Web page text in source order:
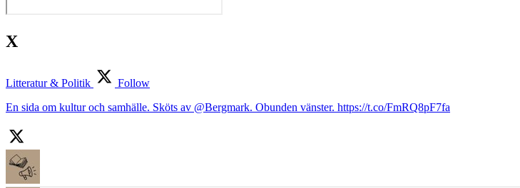
X
Litteratur & Politik
Follow
En sida om kultur och samhälle. Sköts av @Bergmark. Obunden vänster. https://t.co/FmRQ8pF7fa